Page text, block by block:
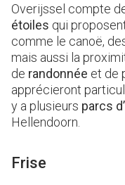
Overijssel compte
étoiles qui
comme le canoë,
mais aussi la
de randonnée et de
apprécieront
y a plusieurs parcs
Hellendoorn.
Frise